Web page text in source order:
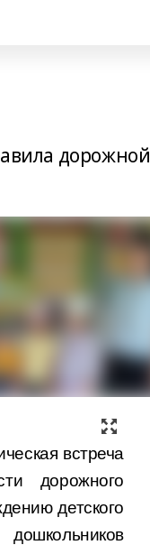
дорожной
встреча
дорожного
детского